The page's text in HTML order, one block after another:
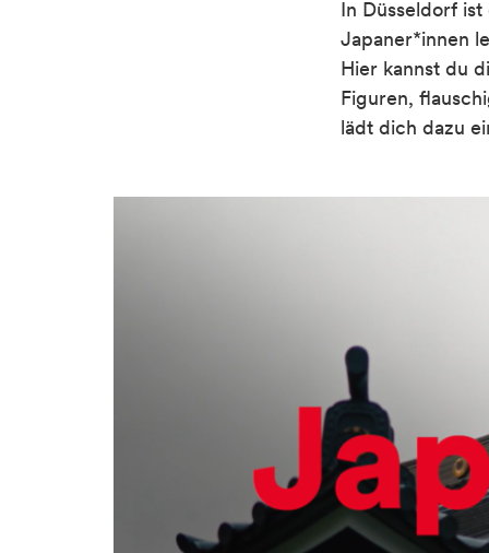
In Düsseldorf
Japaner*innen
Hier kannst du
Figuren,
lädt dich dazu